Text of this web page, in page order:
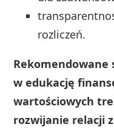
rozliczeń.
w edukację
wartościowych
rozwijanie relacji